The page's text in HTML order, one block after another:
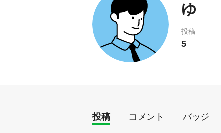
ゆ
投稿
5
投稿 コメント バッジ